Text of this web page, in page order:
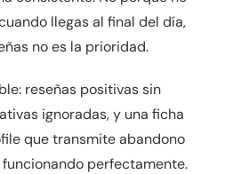
llegas al final del día,
no es la prioridad.
reseñas positivas sin
ignoradas, y una ficha
que transmite abandono
perfectamente.